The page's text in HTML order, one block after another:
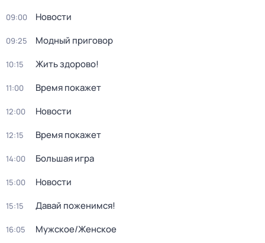
09:00 Новости
09:25 Модный приговор
10:15 Жить здорово!
11:00 Время покажет
12:00 Новости
12:15 Время покажет
14:00 Большая игра
15:00 Новости
15:15 Давай поженимся!
16:05 Мужское/Женское